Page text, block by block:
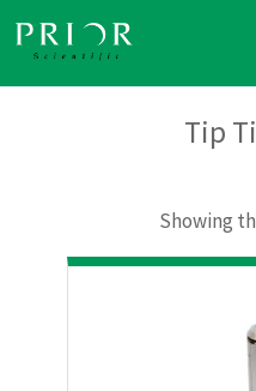
Skip
content
Tip
Showing